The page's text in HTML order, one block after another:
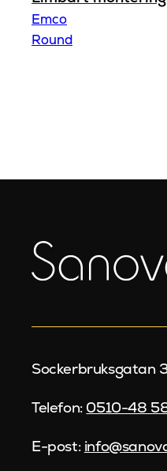
Emco
Round
Sockerbruksgatan
Telefon: 0510-48
E-post: